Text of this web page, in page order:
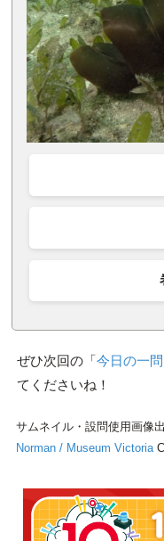
ぜひ次回の「今日の一
てくださいね！
サムネイル・設問使用画像
Norman / Museum Victoria